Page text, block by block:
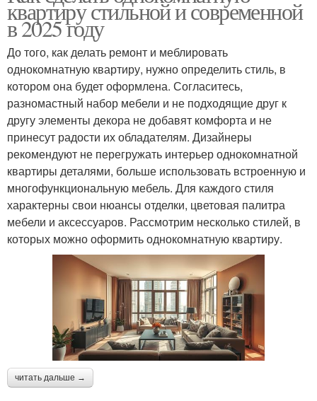
квартиру стильной и современной
в 2025 году
До того, как делать ремонт и меблировать
однокомнатную квартиру, нужно определить стиль, в
котором она будет оформлена. Согласитесь,
разномастный набор мебели и не подходящие друг к
другу элементы декора не добавят комфорта и не
принесут радости их обладателям. Дизайнеры
рекомендуют не перегружать интерьер однокомнатной
квартиры деталями, больше использовать встроенную и
многофункциональную мебель. Для каждого стиля
характерны свои нюансы отделки, цветовая палитра
мебели и аксессуаров. Рассмотрим несколько стилей, в
которых можно оформить однокомнатную квартиру.
читать дальше →